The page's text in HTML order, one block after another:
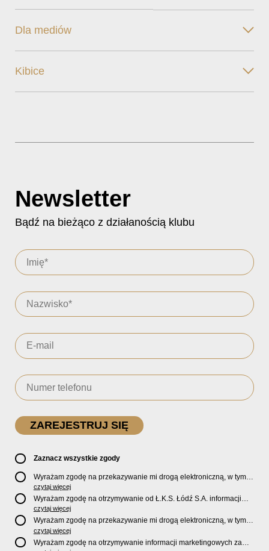
Dla mediów
Kibice
Newsletter
Bądź na bieżąco z działanością klubu
Zaznacz wszystkie zgody
Wyrażam zgodę na przekazywanie mi drogą elektroniczną, w tym
pocztą e-mail, oficjalnego newslettera oraz informacji o zniżkach,
promocjach, nowościach, biletach, karnetach, ofercie sklepu U2
Store oraz serwisu bilety.lkslodz.pl i innych produktach oraz
usługach oferowanych przez Ł.K.S. Łódź S.A.
czytaj więcej
Wyrażam zgodę na otrzymywanie od Ł.K.S. Łódź S.A. informacji
marketingowych dotyczących działalności spółki, ofert, wydarzeń i
produktów za pośrednictwem wiadomości SMS oraz połączeń
telefonicznych.
czytaj więcej
Wyrażam zgodę na przekazywanie mi drogą elektroniczną, w tym
pocztą e-mail, informacji handlowych i marketingowych o
produktach, usługach i działalnościSponsorów i PartnerówŁ.K.S.
czytaj więcej
Wyrażam zgodę na otrzymywanie informacji marketingowych za